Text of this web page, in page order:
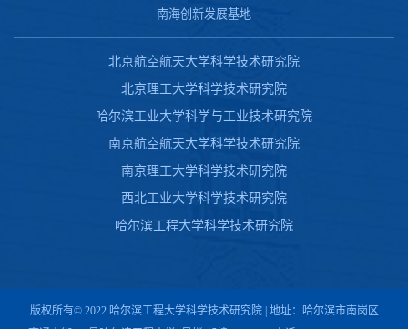
南海创新发展基地
北京航空航天大学科学技术研究院
北京理工大学科学技术研究院
哈尔滨工业大学科学与工业技术研究院
南京航空航天大学科学技术研究院
南京理工大学科学技术研究院
西北工业大学科学技术研究院
哈尔滨工程大学科学技术研究院
版权所有© 2022 哈尔滨工程大学科学技术研究院 | 地址：哈尔滨市南岗区